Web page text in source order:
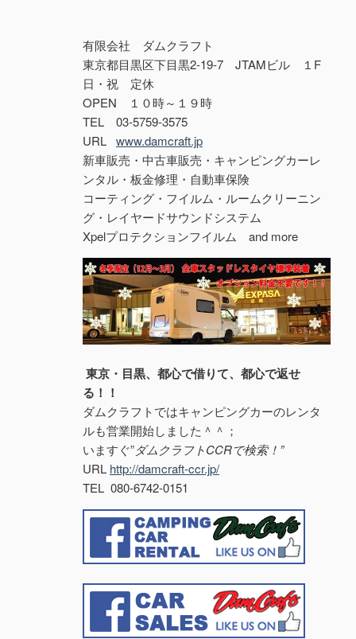
有限会社 ダムクラフト
東京都目黒区下目黒2-19-7 JTAMビル １F
日・祝 定休
OPEN １０時～１９時
TEL 03-5759-3575
URL www.damcraft.jp
新車販売・中古車販売・キャンピングカーレ
ンタル・板金修理・自動車保険
コーティング・フイルム・ルームクリーニン
グ・レイヤードサウンドシステム
Xpelプロテクションフイルム and more
東京・目黒、都心で借りて、都心で返せ
る！！
ダムクラフトではキャンピングカーのレンタ
ルも営業開始しました＾＾；
いますぐ”ダムクラフトCCRで検索！”
URL http://damcraft-ccr.jp/
TEL 080-6742-0151